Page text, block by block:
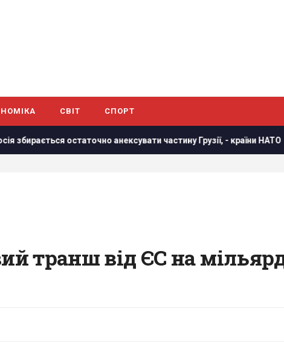
СВІТ СПОРТ
остаточно анексувати частину Грузії, - країни НАТО
транш від ЄС на